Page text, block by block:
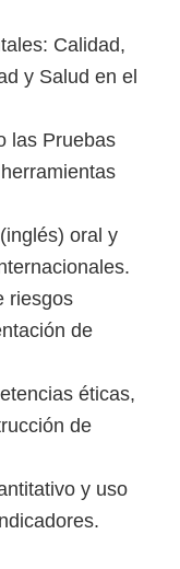
Calidad,
y Salud en el
las Pruebas
oral y
riesgos
de
éticas,
de
y uso